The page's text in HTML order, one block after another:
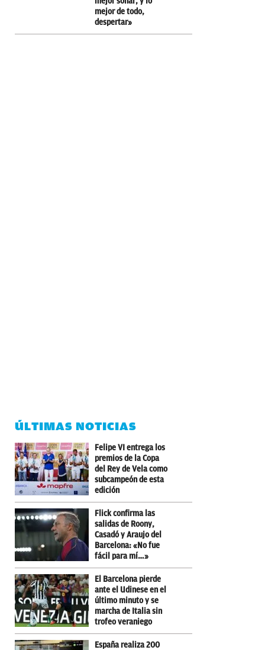
mejor de todo,
despertar»
ÚLTIMAS NOTICIAS
Felipe VI entrega los
premios de la Copa
del Rey de Vela como
subcampeón de esta
edición
Flick confirma las
salidas de Roony,
Casadó y Araujo del
Barcelona: «No fue
fácil para mí…»
El Barcelona pierde
ante el Udinese en el
último minuto y se
marcha de Italia sin
trofeo veraniego
España realiza 200